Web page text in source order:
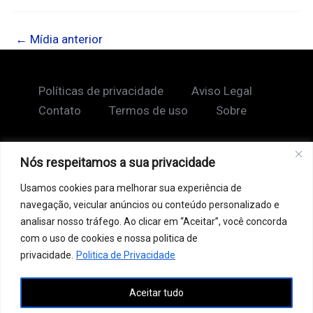
Nós respeitamos a sua privacidade
Usamos cookies para melhorar sua experiência de
navegação, veicular anúncios ou conteúdo personalizado e
analisar nosso tráfego. Ao clicar em “Aceitar”, você concorda
com o uso de cookies e nossa politica de
privacidade. Politica de Privacidade
Aceitar tudo
← Mídia anterior
Políticas de privacidade
Aviso Legal
Contato
Termos de uso Sobre
Ao acessar este site, você concorda com nossos
Termos de Uso e Política de Privacidade. Este site
pode conter links patrocinados, incluindo do Google
AdSense, e links de afiliados. Podemos receber uma
comissão por vendas feitas através desses links. o
conteúdo aqui presente, incluindo textos, é protegido